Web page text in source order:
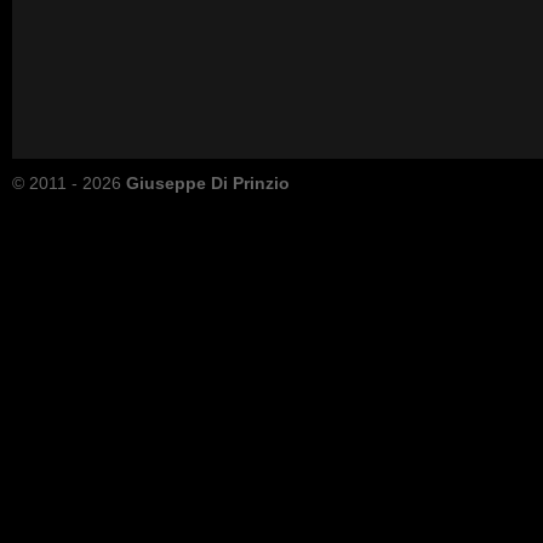
© 2011 - 2026 Giuseppe Di Prinzio